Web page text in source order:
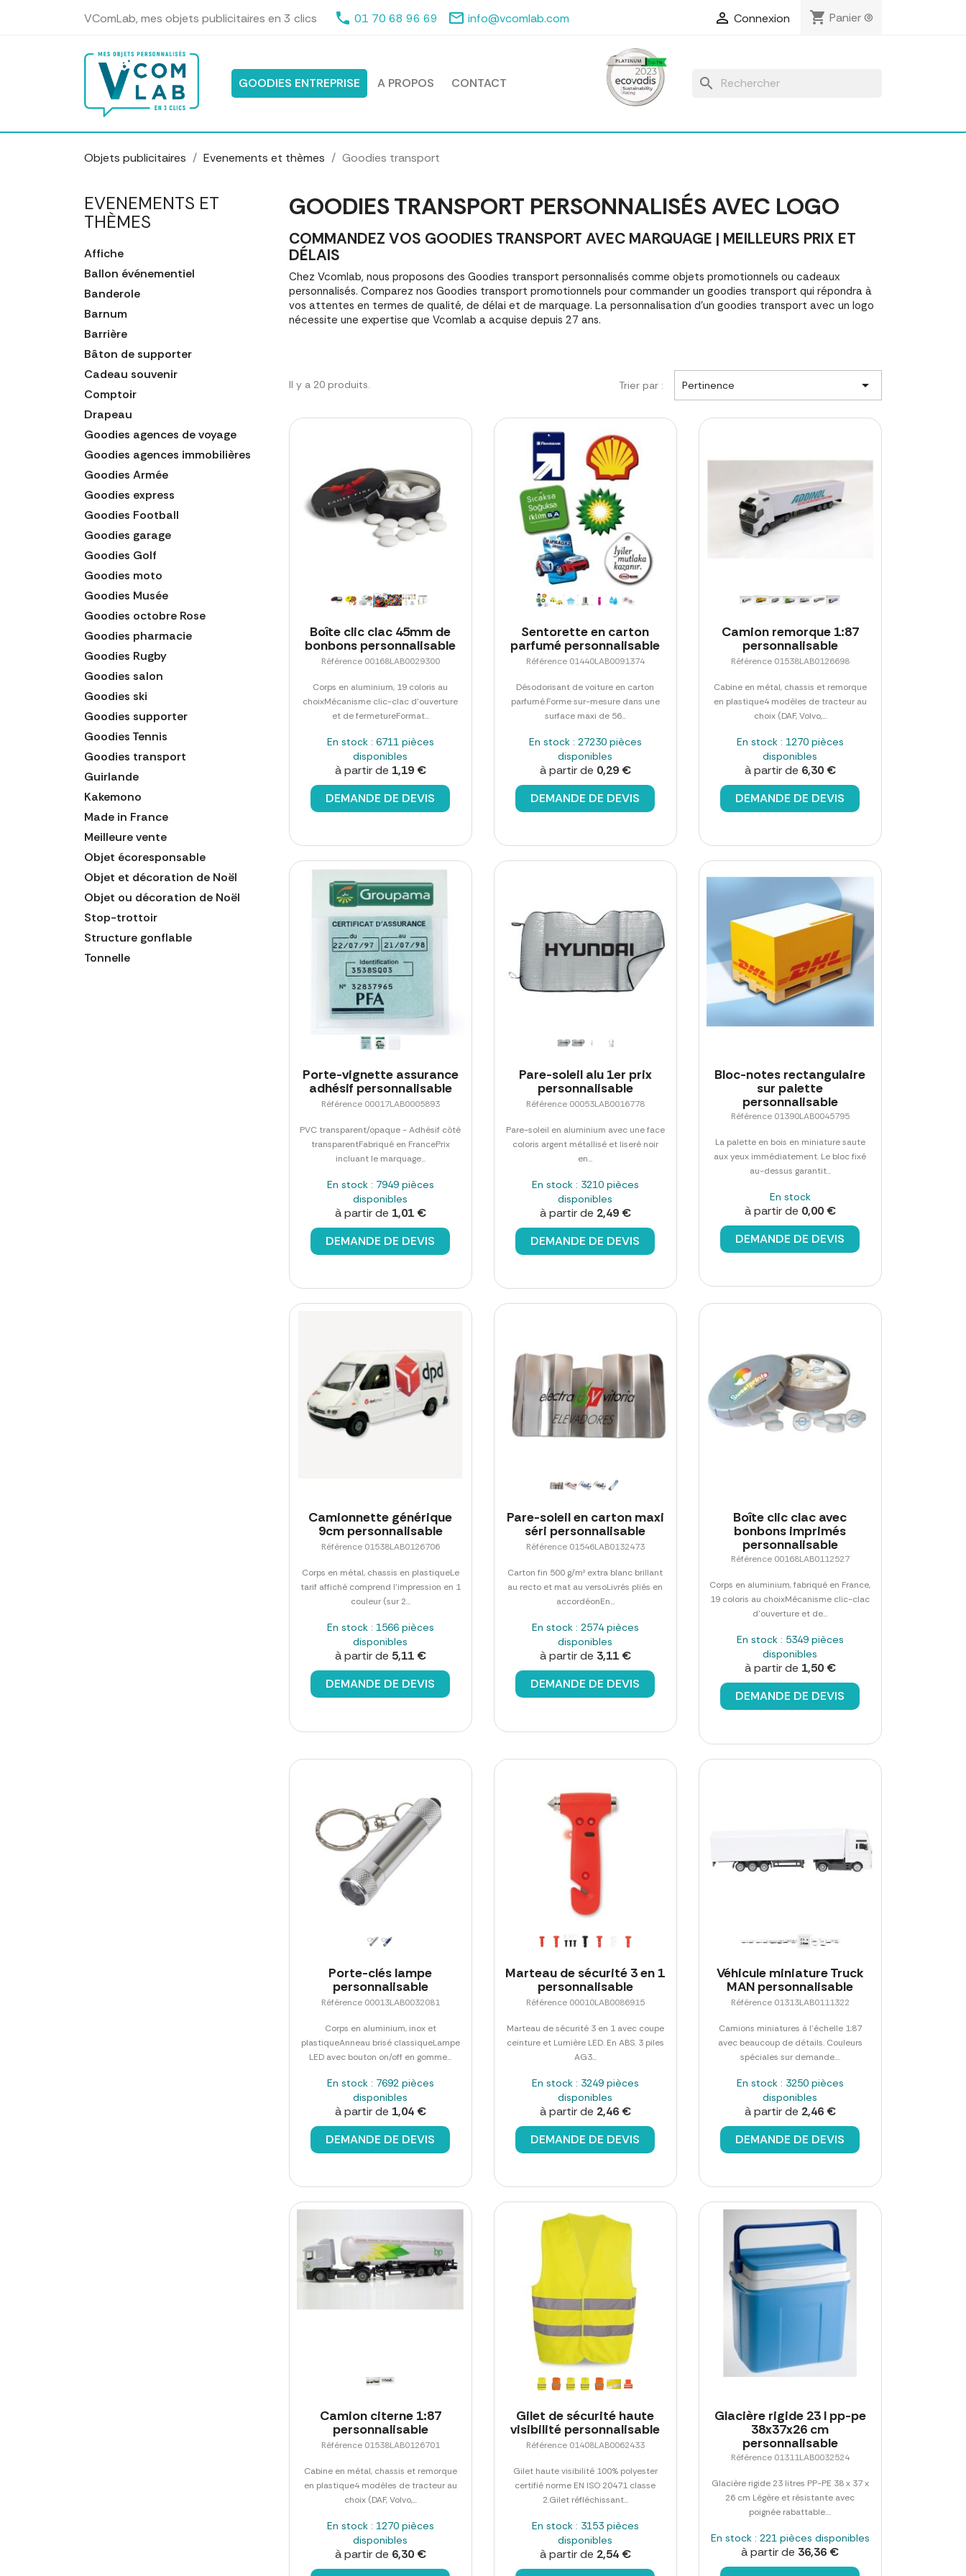
VComLab, mes objets publicitaires en 3 clics phone 01 70 68 96 69 mail_outline info@vcomlab.com  Connexion shopping_cart Panier(0)
GOODIES ENTREPRISE A PROPOS CONTACT search
Objets publicitaires Evenements et thèmes Goodies transport
EVENEMENTS ET
THÈMES
Affiche
Ballon événementiel
Banderole
Barnum
Barrière
Bâton de supporter
Cadeau souvenir
Comptoir
Drapeau
Goodies agences de voyage
Goodies agences immobilières
Goodies Armée
Goodies express
Goodies Football
Goodies garage
Goodies Golf
Goodies moto
Goodies Musée
Goodies octobre Rose
Goodies pharmacie
Goodies Rugby
Goodies salon
Goodies ski
Goodies supporter
Goodies Tennis
Goodies transport
Guirlande
Kakemono
Made in France
Meilleure vente
Objet écoresponsable
Objet et décoration de Noël
Objet ou décoration de Noël
Stop-trottoir
Structure gonflable
Tonnelle
GOODIES TRANSPORT PERSONNALISÉS AVEC LOGO
COMMANDEZ VOS GOODIES TRANSPORT AVEC MARQUAGE | MEILLEURS PRIX ET
DÉLAIS
Chez Vcomlab, nous proposons des Goodies transport personnalisés comme objets promotionnels ou cadeaux
personnalisés. Comparez nos Goodies transport promotionnels pour commander un goodies transport qui répondra à
vos attentes en termes de qualité, de délai et de marquage. La personnalisation d'un goodies transport avec un logo
nécessite une expertise que Vcomlab a acquise depuis 27 ans.
Il y a 20 produits. Trier par : Pertinence 
Boîte clic clac 45mm de
bonbons personnalisable
Référence 00168LAB0029300
Corps en aluminium, 19 coloris au
choixMécanisme clic-clac d'ouverture
et de fermetureFormat...
En stock : 6711 pièces
disponibles
à partir de 1,19 €
DEMANDE DE DEVIS
Sentorette en carton
parfumé personnalisable
Référence 01440LAB0091374
Désodorisant de voiture en carton
parfumé.Forme sur-mesure dans une
surface maxi de 56...
En stock : 27230 pièces
disponibles
à partir de 0,29 €
DEMANDE DE DEVIS
Camion remorque 1:87
personnalisable
Référence 01538LAB0126698
Cabine en métal, chassis et remorque
en plastique4 modèles de tracteur au
choix (DAF, Volvo,...
En stock : 1270 pièces
disponibles
à partir de 6,30 €
DEMANDE DE DEVIS
Porte-vignette assurance
adhésif personnalisable
Référence 00017LAB0005893
PVC transparent/opaque - Adhésif côté
transparentFabriqué en FrancePrix
incluant le marquage...
En stock : 7949 pièces
disponibles
à partir de 1,01 €
DEMANDE DE DEVIS
Pare-soleil alu 1er prix
personnalisable
Référence 00053LAB0016778
Pare-soleil en aluminium avec une face
coloris argent métallisé et liseré noir
en...
En stock : 3210 pièces
disponibles
à partir de 2,49 €
DEMANDE DE DEVIS
Bloc-notes rectangulaire
sur palette
personnalisable
Référence 01390LAB0045795
La palette en bois en miniature saute
aux yeux immédiatement. Le bloc fixé
au-dessus garantit...
En stock
à partir de 0,00 €
DEMANDE DE DEVIS
Camionnette générique
9cm personnalisable
Référence 01538LAB0126706
Corps en métal, chassis en plastiqueLe
tarif affiché comprend l'impression en 1
couleur (sur 2...
En stock : 1566 pièces
disponibles
à partir de 5,11 €
DEMANDE DE DEVIS
Pare-soleil en carton maxi
séri personnalisable
Référence 01546LAB0132473
Carton fin 500 g/m² extra blanc brillant
au recto et mat au versoLivrés pliés en
accordéonEn...
En stock : 2574 pièces
disponibles
à partir de 3,11 €
DEMANDE DE DEVIS
Boîte clic clac avec
bonbons imprimés
personnalisable
Référence 00168LAB0112527
Corps en aluminium, fabriqué en France,
19 coloris au choixMécanisme clic-clac
d'ouverture et de...
En stock : 5349 pièces
disponibles
à partir de 1,50 €
DEMANDE DE DEVIS
Porte-clés lampe
personnalisable
Référence 00013LAB0032081
Corps en aluminium, inox et
plastiqueAnneau brisé classiqueLampe
LED avec bouton on/off en gomme...
En stock : 7692 pièces
disponibles
à partir de 1,04 €
DEMANDE DE DEVIS
Marteau de sécurité 3 en 1
personnalisable
Référence 00010LAB0086915
Marteau de sécurité 3 en 1 avec coupe
ceinture et Lumière LED. En ABS. 3 piles
AG3...
En stock : 3249 pièces
disponibles
à partir de 2,46 €
DEMANDE DE DEVIS
Véhicule miniature Truck
MAN personnalisable
Référence 01313LAB0111322
Camions miniatures à l'échelle 1:87
avec beaucoup de détails. Couleurs
spéciales sur demande....
En stock : 3250 pièces
disponibles
à partir de 2,46 €
DEMANDE DE DEVIS
Camion citerne 1:87
personnalisable
Référence 01538LAB0126701
Cabine en métal, chassis et remorque
en plastique4 modèles de tracteur au
choix (DAF, Volvo,...
En stock : 1270 pièces
disponibles
à partir de 6,30 €
Gilet de sécurité haute
visibilité personnalisable
Référence 01408LAB0062433
Gilet haute visibilité 100% polyester
certifié norme EN ISO 20471 classe
2.Gilet réfléchissant...
En stock : 3153 pièces
disponibles
à partir de 2,54 €
Glacière rigide 23 l pp-pe
38x37x26 cm
personnalisable
Référence 01311LAB0032524
Glacière rigide 23 litres PP-PE 38 x 37 x
26 cm Légère et résistante avec
poignée rabattable....
En stock : 221 pièces disponibles
à partir de 36,36 €